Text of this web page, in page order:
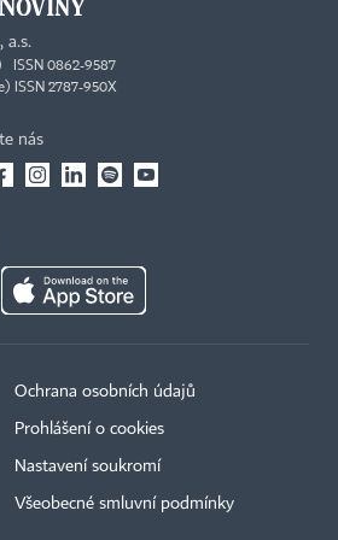
a.s.
ISSN 0862-9587
ISSN 2787-950X
nás
Ochrana osobních údajů
Prohlášení o cookies
Nastavení soukromí
Všeobecné smluvní podmínky